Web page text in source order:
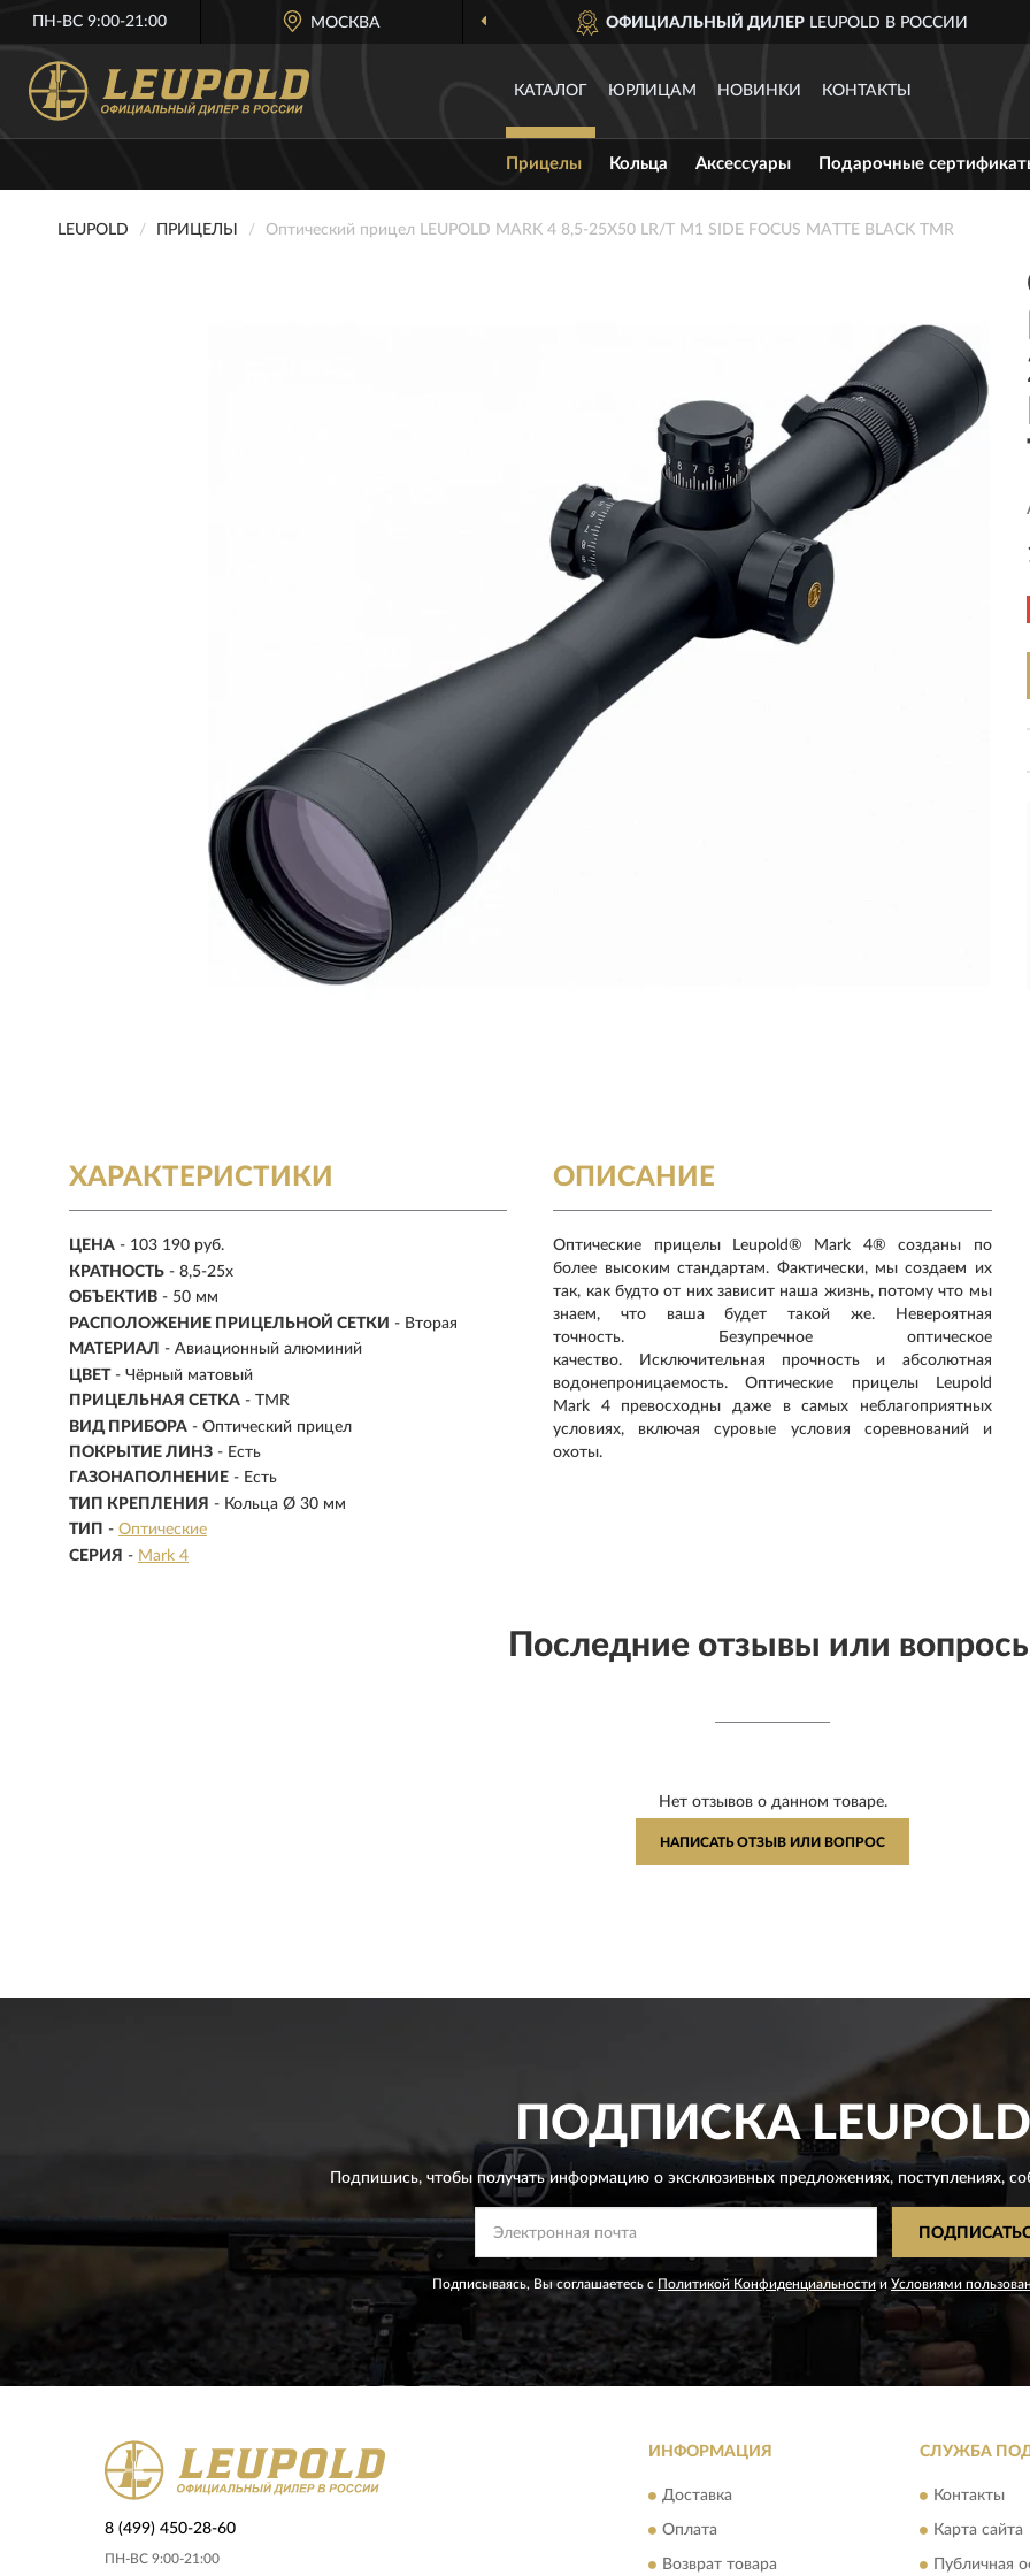
ПН-ВС 9:00-21:00 МОСКВА ОФИЦИАЛЬНЫЙ ДИЛЕР LEUPOLD В РОССИИ
КАТАЛОГ ЮРЛИЦАМ НОВИНКИ КОНТАКТЫ
Прицелы Кольца Аксессуары Подарочные
LEUPOLD ПРИЦЕЛЫ Оптический прицел LEUPOLD MARK 4 8,5-25X50 LR/T M1 SIDE FOCUS MATTE BLACK TMR
ХАРАКТЕРИСТИКИ
ЦЕНА - 103 190 руб.
КРАТНОСТЬ - 8,5-25х
ОБЪЕКТИВ - 50 мм
РАСПОЛОЖЕНИЕ ПРИЦЕЛЬНОЙ СЕТКИ - Вторая
МАТЕРИАЛ - Авиационный алюминий
ЦВЕТ - Чёрный матовый
ПРИЦЕЛЬНАЯ СЕТКА - TMR
ВИД ПРИБОРА - Оптический прицел
ПОКРЫТИЕ ЛИНЗ - Есть
ГАЗОНАПОЛНЕНИЕ - Есть
ТИП КРЕПЛЕНИЯ - Кольца Ø 30 мм
ТИП - Оптические
СЕРИЯ - Mark 4
ОПИСАНИЕ
Оптические прицелы Leupold® Mark 4® созданы по
более высоким стандартам. Фактически, мы создаем их
так, как будто от них зависит наша жизнь, потому что мы
знаем, что ваша будет такой же.
Невероятная
точность.
Безупречное оптическое
качество.
Исключительная прочность и абсолютная
водонепроницаемость.Оптические прицелы Leupold
Mark 4 превосходны даже в самых неблагоприятных
условиях, включая суровые условия соревнований и
охоты.
Последние отзывы или
Нет отзывов о данном товаре.
НАПИСАТЬ ОТЗЫВ ИЛИ ВОПРОС
ПОДПИСКАLEUPOLD
Подпишись, чтобы получать информацию о эксклюзивных предложениях,поступлениях,
Подписываясь, Вы соглашаетесь с Политикой Конфиденциальности и Условиями
8 (499) 450-28-60
ПН-ВС 9:00-21:00
ИНФОРМАЦИЯ
Доставка
Оплата
Возврат товара
СЛУЖБА
Контакты
Карта сайта
Публичная